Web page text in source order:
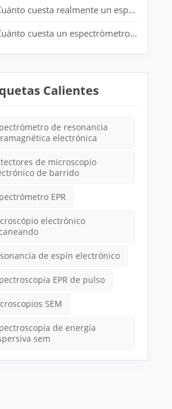
cuesta realmente un espectrómetro EPR de nivel básico?
cuesta un espectrómetro EPR? Guía completa de precios para investigadores
Calientes
de resonancia
electrónica
de microscopio
de barrido
EPR
electrónico
de espín electrónico
EPR de pulso
SEM
de energía
sem